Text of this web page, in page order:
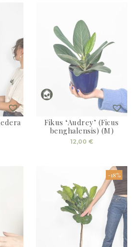
Fikus ‘Audrey’ (Ficus
benghalensis) (M)
12,00 €
-18%